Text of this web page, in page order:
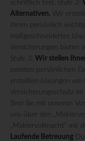
schriftlich fest. Stufe 2:
Alternativen. Wir
Ihnen persönlich
maßgeschneidertes
Versicherungen bieten
Stufe 3: Wir stellen
zweiten persönlichen
erstellten Lösungen
Versicherungsschutz
Sind Sie mit unseren
uns über den
„Maklervollmacht“ mit
Laufende Betreuung